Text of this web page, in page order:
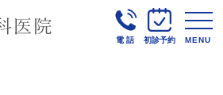
電話 初診予約 MENU